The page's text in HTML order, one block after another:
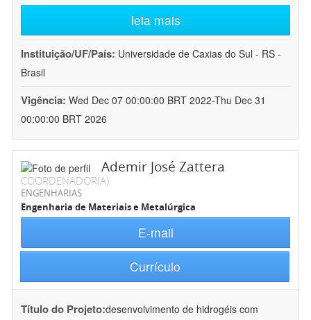
leia mais
Instituição/UF/País: Universidade de Caxias do Sul - RS -
Brasil
Vigência: Wed Dec 07 00:00:00 BRT 2022-Thu Dec 31
00:00:00 BRT 2026
Ademir José Zattera
COORDENADOR(A)
ENGENHARIAS
Engenharia de Materiais e Metalúrgica
E-mail
Currículo
Título do Projeto:desenvolvimento de hidrogéis com